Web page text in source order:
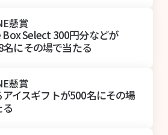
懸賞
Select 300円分などが
名にその場で当たる
懸賞
イスギフトが500名にその場